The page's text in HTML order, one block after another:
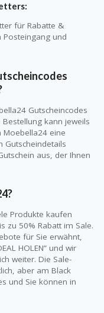
für Rabatte &
Posteingang und
Gutscheincodes
kann jeweils
Moebella24 eine
Gutscheindetails
aus, der Ihnen
Produkte kaufen
zu 50% Rabatt im Sale.
für Sie erwähnt,
HOLEN” und wir
weiter. Die Sale-
aber am Black
und Sie können in